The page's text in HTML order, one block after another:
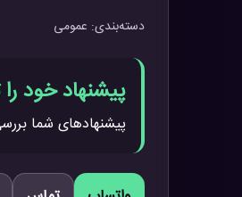
دسته‌بندی: عمومی
پیشنهاد خود
پیشنهادهای شما